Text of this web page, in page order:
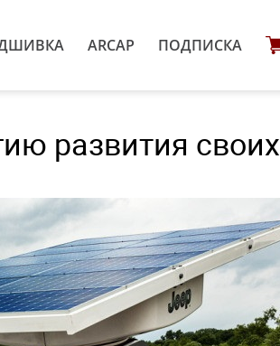
ARCAP ПОДПИСКА
развития своих